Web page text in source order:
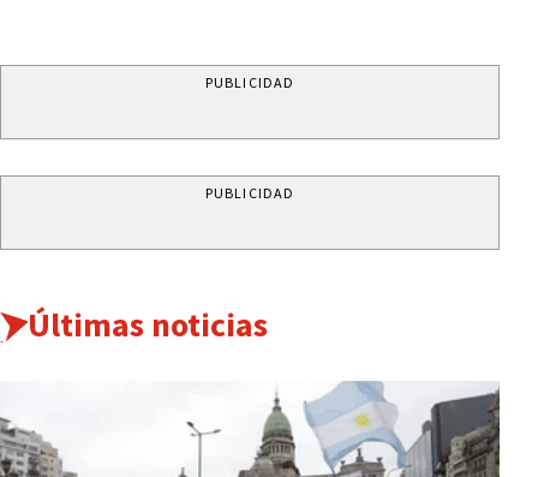
PUBLICIDAD
PUBLICIDAD
Últimas noticias